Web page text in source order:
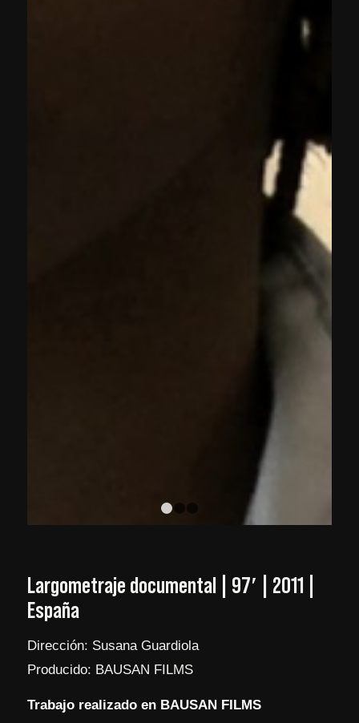
1
Largometraje documental | 97′ | 2011 |
España
Dirección: Susana Guardiola
Producido: BAUSAN FILMS
Trabajo realizado en BAUSAN FILMS